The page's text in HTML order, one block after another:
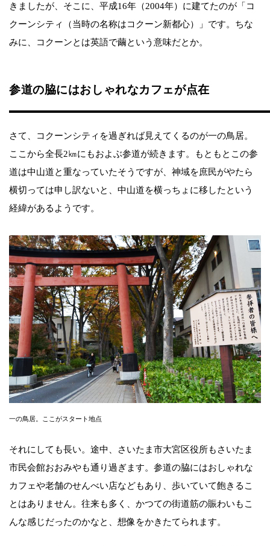
きましたが、そこに、平成16年（2004年）に建てたのが「コ
クーンシティ（当時の名称はコクーン新都心）」です。ちな
みに、コクーンとは英語で繭という意味だとか。
参道の脇にはおしゃれなカフェが点在
さて、コクーンシティを過ぎれば見えてくるのが一の鳥居。
ここから全長2㎞にもおよぶ参道が続きます。もともとこの参
道は中山道と重なっていたそうですが、神域を庶民がやたら
横切っては申し訳ないと、中山道を横っちょに移したという
経緯があるようです。
一の鳥居。ここがスタート地点
それにしても長い。途中、さいたま市大宮区役所もさいたま
市民会館おおみやも通り過ぎます。参道の脇にはおしゃれな
カフェや老舗のせんべい店などもあり、歩いていて飽きるこ
とはありません。往来も多く、かつての街道筋の賑わいもこ
んな感じだったのかなと、想像をかきたてられます。